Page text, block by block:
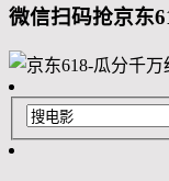
微信扫码抢京东